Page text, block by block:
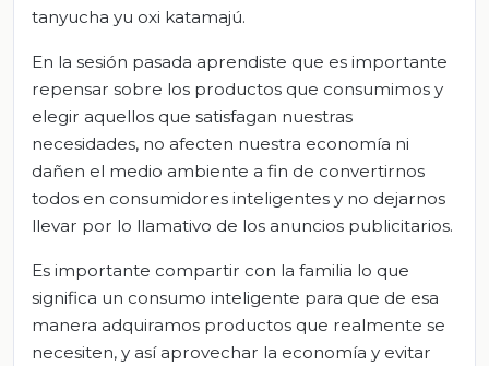
tanyucha yu oxi katamajú.
En la sesión pasada aprendiste que es importante
repensar sobre los productos que consumimos y
elegir aquellos que satisfagan nuestras
necesidades, no afecten nuestra economía ni
dañen el medio ambiente a fin de convertirnos
todos en consumidores inteligentes y no dejarnos
llevar por lo llamativo de los anuncios publicitarios.
Es importante compartir con la familia lo que
significa un consumo inteligente para que de esa
manera adquiramos productos que realmente se
necesiten, y así aprovechar la economía y evitar